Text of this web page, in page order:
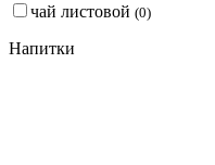
чай листовой (0)
Напитки